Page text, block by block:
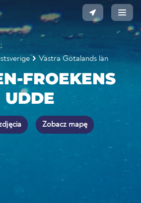
Västra Götalands län
FROEKENS
UDDE
Zobacz mapę